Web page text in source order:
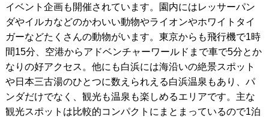
イベント企画も開催されています。園内にはレッサーパン
ダやイルカなどのかわいい動物やライオンやホワイトタイ
ガーなどたくさんの動物がいます。東京からも飛行機で1時
間15分、空港からアドベンチャーワールドまで車で5分とか
なりの好アクセス。他にも白浜には海沿いの絶景スポット
や日本三古湯のひとつに数えられえる白浜温泉もあり、パ
ンダだけでなく、観光も温泉も楽しめるエリアです。主な
観光スポットは比較的コンパクトにまとまっているので1泊